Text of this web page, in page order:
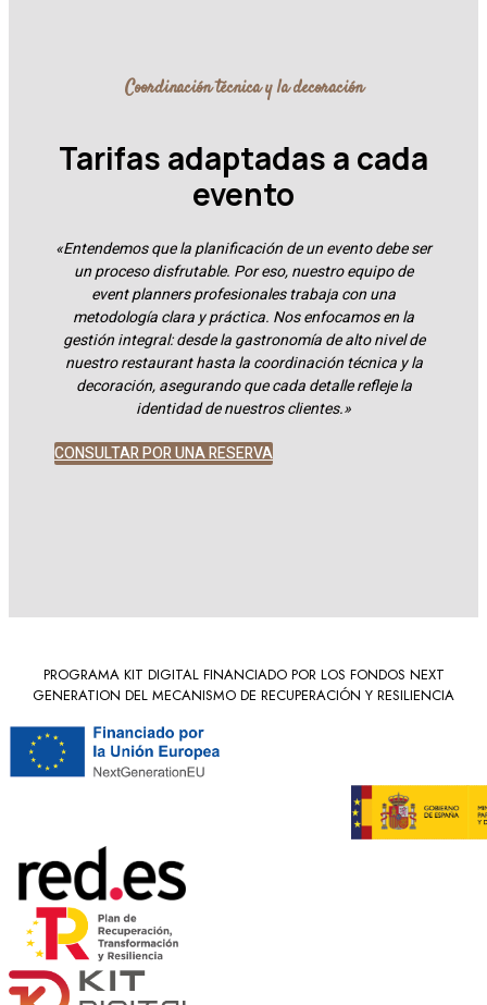
Coordinación técnica y la decoración
Tarifas adaptadas a cada
evento
«Entendemos que la planificación de un evento debe ser
un proceso disfrutable. Por eso, nuestro equipo de
event planners profesionales trabaja con una
metodología clara y práctica. Nos enfocamos en la
gestión integral: desde la gastronomía de alto nivel de
nuestro restaurant hasta la coordinación técnica y la
decoración, asegurando que cada detalle refleje la
identidad de nuestros clientes.»
CONSULTAR POR UNA RESERVA
PROGRAMA KIT DIGITAL FINANCIADO POR LOS FONDOS NEXT
GENERATION DEL MECANISMO DE RECUPERACIÓN Y RESILIENCIA